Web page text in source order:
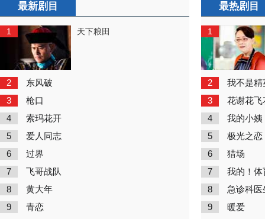
最新剧目
1 天下粮田
2 东风破
3 枪口
4 索玛花开
5 爱人同志
6 过界
7 飞哥战队
8 黄大年
9 青恋
最热剧目
1
2 我不是精
3 花谢花飞
4 我的小姨
5 极光之恋
6 猎场
7 我的！体
8 急诊科医
9 暖爱